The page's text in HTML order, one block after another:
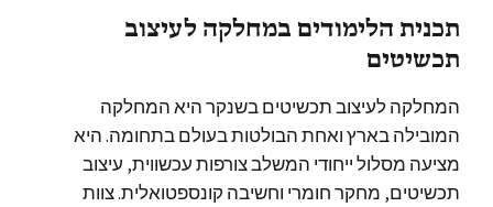
תכנית הלימודים במחלקה לעיצוב
תכשיטים
המחלקה לעיצוב תכשיטים בשנקר היא המחלקה
המובילה בארץ ואחת הבולטות בעולם בתחומה. היא
מציעה מסלול ייחודי המשלב צורפות עכשווית, עיצוב
תכשיטים, מחקר חומרי וחשיבה קונספטואלית. צוות